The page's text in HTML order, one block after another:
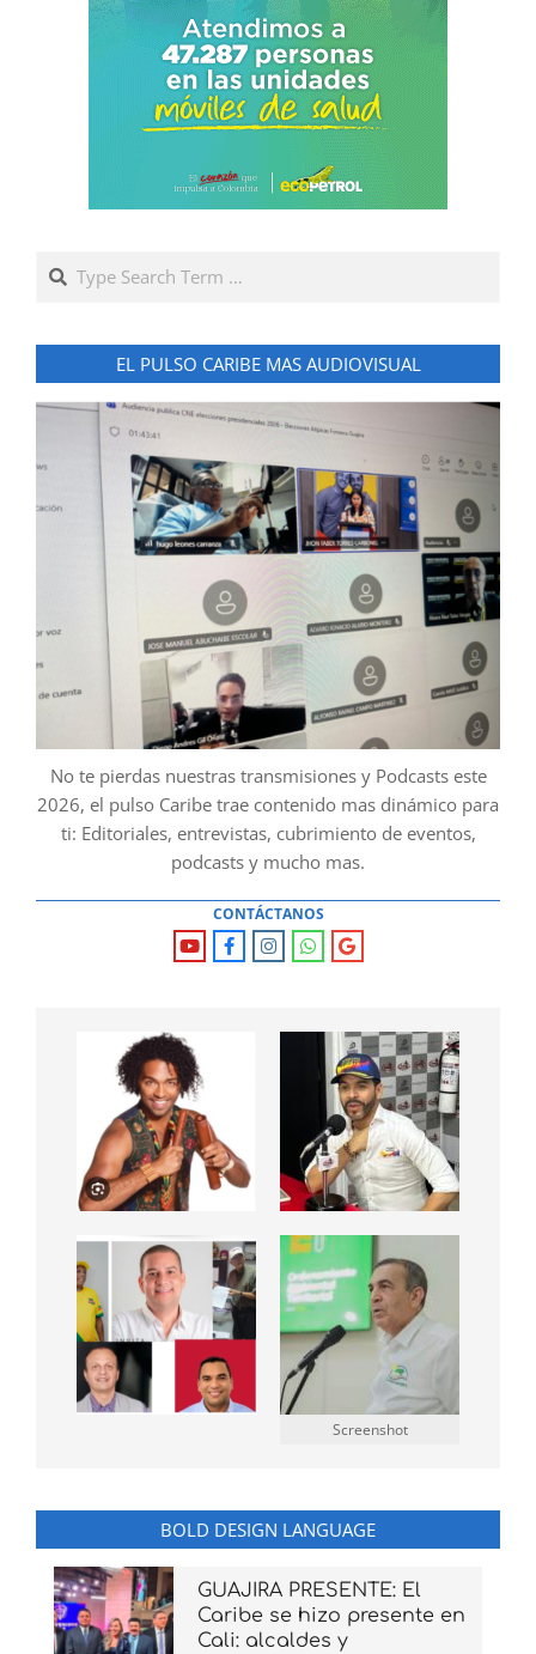
Search
EL PULSO CARIBE MAS AUDIOVISUAL
No te pierdas nuestras transmisiones y Podcasts este
2026, el pulso Caribe trae contenido mas dinámico para
ti: Editoriales, entrevistas, cubrimiento de eventos,
podcasts y mucho mas.
CONTÁCTANOS
Screenshot
BOLD DESIGN LANGUAGE
GUAJIRA PRESENTE: El
Caribe se hizo presente en
Cali: alcaldes y